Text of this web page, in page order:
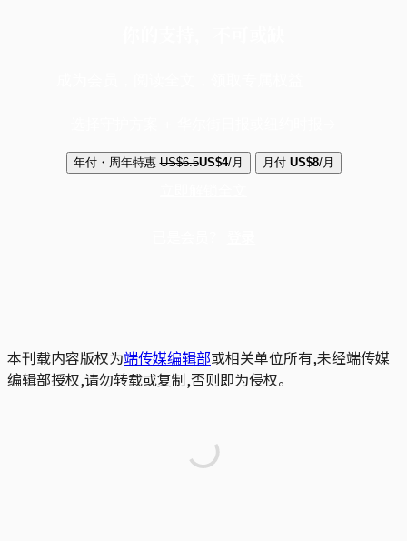
年付・周年特惠 US$6.5US$4/月 月付 US$8/月
本刊载内容版权为端传媒编辑部或相关单位所有,未经端传媒
编辑部授权,请勿转载或复制,否则即为侵权。